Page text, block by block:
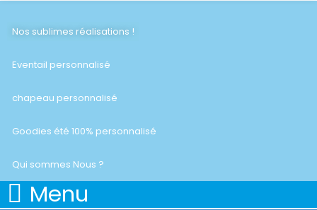
Nos sublimes réalisations !
Eventail personnalisé
chapeau personnalisé
Goodies été 100% personnalisé
Qui sommes Nous ?
Menu